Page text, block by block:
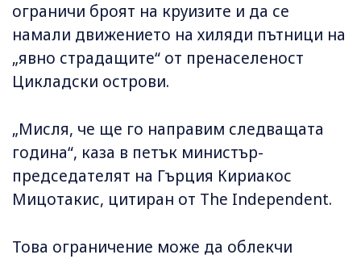
ограничи броят на круизите и да се
намали движението на хиляди пътници на
„явно страдащите“ от пренаселеност
Цикладски острови.
„Мисля, че ще го направим следващата
година“, каза в петък министър-
председателят на Гърция Кириакос
Мицотакис, цитиран от The Independent.
Това ограничение може да облекчи